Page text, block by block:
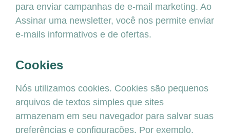
para enviar campanhas de e-mail marketing. Ao
Assinar uma newsletter, você nos permite enviar
e-mails informativos e de ofertas.
Cookies
Nós utilizamos cookies. Cookies são pequenos
arquivos de textos simples que sites
armazenam em seu navegador para salvar suas
preferências e configurações. Por exemplo,